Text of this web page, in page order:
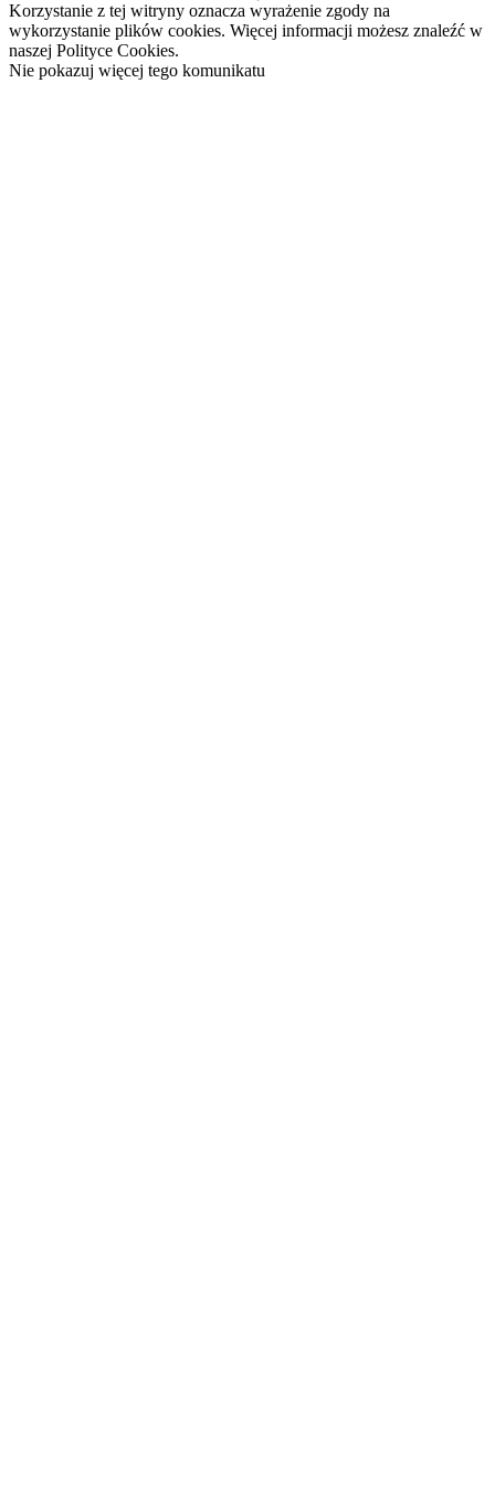
Korzystanie z tej witryny oznacza wyrażenie zgody na
wykorzystanie plików cookies. Więcej informacji możesz znaleźć w
naszej Polityce Cookies.
Nie pokazuj więcej tego komunikatu